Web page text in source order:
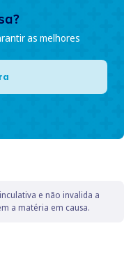
as melhores
e não invalida a
a matéria em causa.